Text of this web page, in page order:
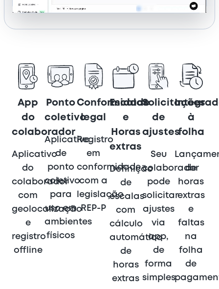
App
do
colaborador
Aplicativo
do
colaborador
com
geolocalização
e
registro
offline
Ponto
coletivo
Aplicativo
de
ponto
coletivo
para
uso em
ambientes
físicos
Conformidade
legal
Registro
em
conformidade
com a
legislação
REP-P
Escalas
e
Horas
extras
Definição
de
escalas
com
cálculo
automático
de
horas
extras
Solicitações
de
ajustes
Seu
colaborador
pode
solicitar
ajustes
via
app,
de
forma
simples
à
folha
de
horas
extras
e
faltas
na
folha
de